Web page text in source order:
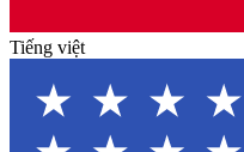
Tiếng việt